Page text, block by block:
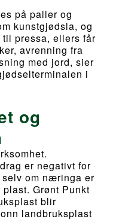
på paller og
kunstgjødsla, og
til pressa, ellers får
avrenning fra
med jord, sier
i
og
er negativt for
selv om næringa er
Grønt Punkt
blir
landbruksplast